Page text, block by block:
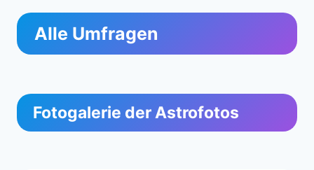
Alle Umfragen
Fotogalerie der Astrofotos